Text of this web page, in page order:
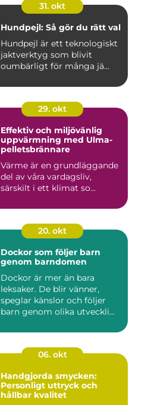
31. okt
Hundpejl: Så gör du rätt val
Hundpejl är ett teknologiskt
jaktverktyg som blivit
oumbärligt för många jä...
29. okt
Effektiv och miljövänlig
uppvärmning med Ulma-
pelletsbrännare
Värme är en grundläggande
del av våra vardagsliv,
särskilt i ett klimat so...
20. okt
Dockor som följer barn
genom barndomen
Dockor är mer än bara
leksaker. De blir vänner,
speglar känslor och följer
barn genom olika utveckli...
06. okt
Handgjorda smycken:
Personligt uttryck och
hållbar kvalitet